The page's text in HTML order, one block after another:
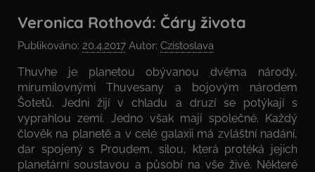
Veronica Rothová: Čáry života
Publikováno: 20.4.2017 Autor: Czistoslava
Thuvhe je planetou obývanou dvěma národy,
mírumilovnými Thuvesany a bojovým národem
Šotetů. Jedni žijí v chladu a druzí se potýkají s
vyprahlou zemí. Jedno však mají společné. Každý
člověk na planetě a v celé galaxii má zvláštní nadání,
dar spojený s Proudem, silou, která protéká jejich
planetární soustavou a působí na vše živé. Některé